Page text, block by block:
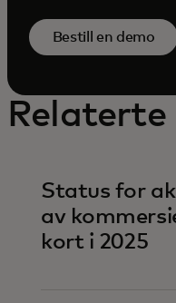
Bestill en demo
Status for
av
kort i 2025